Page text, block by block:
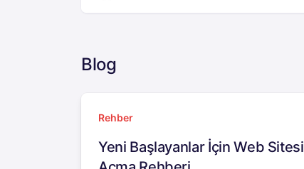
Blog
Rehber
Yeni Başlayanlar İçin Web Sitesi